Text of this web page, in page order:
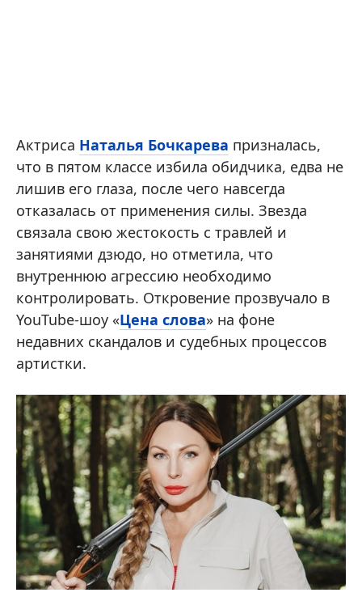
Актриса Наталья Бочкарева призналась,
что в пятом классе избила обидчика, едва не
лишив его глаза, после чего навсегда
отказалась от применения силы. Звезда
связала свою жестокость с травлей и
занятиями дзюдо, но отметила, что
внутреннюю агрессию необходимо
контролировать. Откровение прозвучало в
YouTube-шоу «Цена слова» на фоне
недавних скандалов и судебных процессов
артистки.